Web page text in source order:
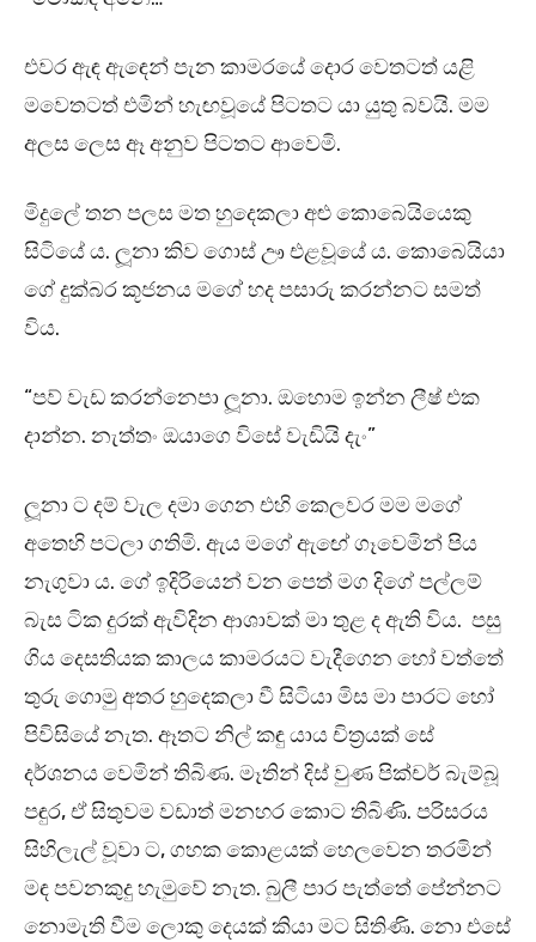
එවර ඇඳ ඇඳෙන් පැන කාමරයේ දොර වෙතටත් යළි
මවෙතටත් එමින් හැඟවූයේ පිටතට යා යුතු බවයි. මම
අලස ලෙස ඈ අනුව පිටතට ආවෙමි.
මිදුලේ තන පලස මත හුදෙකලා අළු කොබෙයියෙකු
සිටියේ ය. ලූනා කිව ගොස් ඌ එළවූයේ ය. කොබෙයියා
ගේ දුක්බර කූජනය මගේ හද පසාරු කරන්නට සමත්
විය.
“පව් වැඩ කරන්නෙපා ලූනා. ඔහොම ඉන්න ලීෂ් එක
දාන්න. නැත්තං ඔයාගෙ විසේ වැඩියි දැං”
ලූනා ට දම් වැල දමා ගෙන එහි කෙලවර මම මගේ
අතෙහි පටලා ගතිමි. ඇය මගේ ඇඟේ ගෑවෙමින් පිය
නැගුවා ය. ගේ ඉදිරියෙන් වන පෙත් මග දිගේ පල්ලම්
බැස ටික දුරක් ඇවිදින ආශාවක් මා තුළ ද ඇති විය. පසු
ගිය දෙසතියක කාලය කාමරයට වැදීගෙන හෝ වත්තේ
තුරු ගොමු අතර හුදෙකලා වී සිටියා මිස මා පාරට හෝ
පිවිසියේ නැත. ඈතට නිල් කඳු යාය චිත්‍රයක් සේ
දර්ශනය වෙමින් තිබිණ. මෑතින් දිස් වුණ පික්චර් බැම්බූ
පඳුර, ඒ සිතුවම වඩාත් මනහර කොට තිබිණි. පරිසරය
සිහිලැල් වූවා ට, ගහක කොළයක් හෙලවෙන තරමින්
මඳ පවනකුදු හැමුවේ නැත. බුලී පාර පැත්තේ පේන්නට
නොමැති වීම ලොකු දෙයක් කියා මට සිතිණි. නො එසේ